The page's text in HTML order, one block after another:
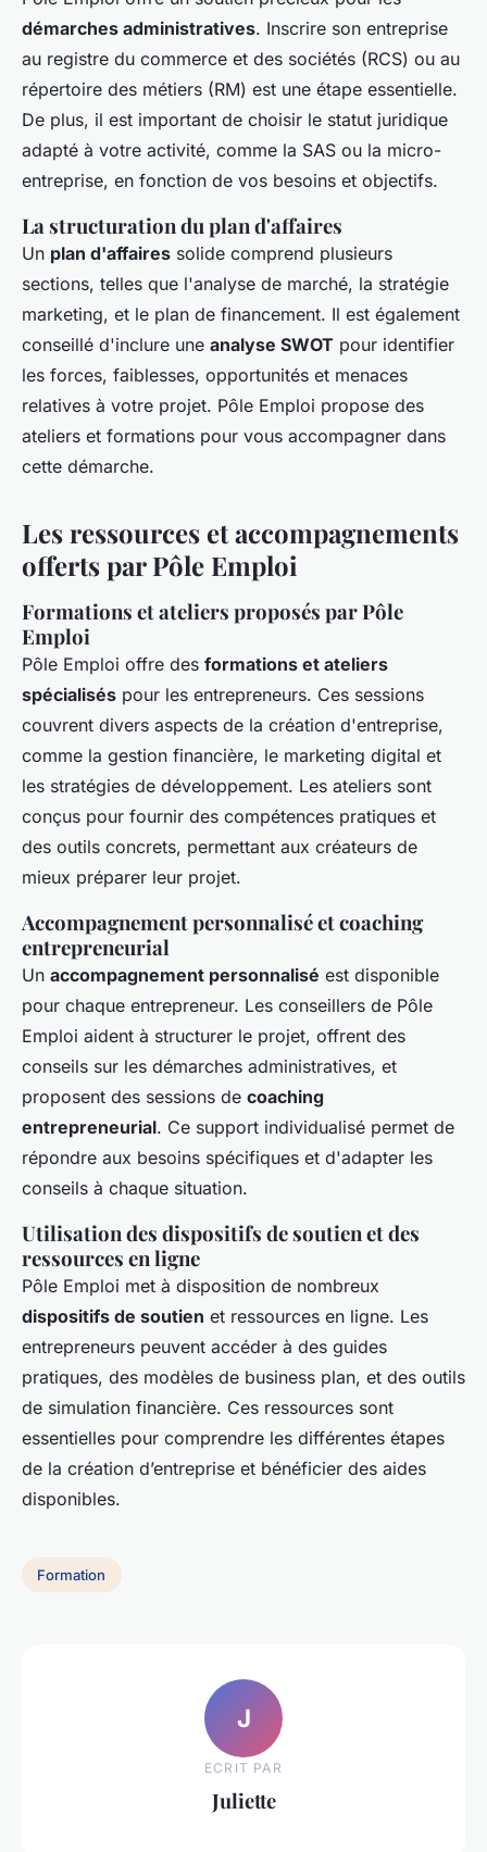
démarches administratives. Inscrire son entreprise
au registre du commerce et des sociétés (RCS) ou au
répertoire des métiers (RM) est une étape essentielle.
De plus, il est important de choisir le statut juridique
adapté à votre activité, comme la SAS ou la micro-
entreprise, en fonction de vos besoins et objectifs.
La structuration du plan d'affaires
Un plan d'affaires solide comprend plusieurs
sections, telles que l'analyse de marché, la stratégie
marketing, et le plan de financement. Il est également
conseillé d'inclure une analyse SWOT pour identifier
les forces, faiblesses, opportunités et menaces
relatives à votre projet. Pôle Emploi propose des
ateliers et formations pour vous accompagner dans
cette démarche.
Les ressources et accompagnements
offerts par Pôle Emploi
Formations et ateliers proposés par Pôle
Emploi
Pôle Emploi offre des formations et ateliers
spécialisés pour les entrepreneurs. Ces sessions
couvrent divers aspects de la création d'entreprise,
comme la gestion financière, le marketing digital et
les stratégies de développement. Les ateliers sont
conçus pour fournir des compétences pratiques et
des outils concrets, permettant aux créateurs de
mieux préparer leur projet.
Accompagnement personnalisé et coaching
entrepreneurial
Un accompagnement personnalisé est disponible
pour chaque entrepreneur. Les conseillers de Pôle
Emploi aident à structurer le projet, offrent des
conseils sur les démarches administratives, et
proposent des sessions de coaching
entrepreneurial. Ce support individualisé permet de
répondre aux besoins spécifiques et d'adapter les
conseils à chaque situation.
Utilisation des dispositifs de soutien et des
ressources en ligne
Pôle Emploi met à disposition de nombreux
dispositifs de soutien et ressources en ligne. Les
entrepreneurs peuvent accéder à des guides
pratiques, des modèles de business plan, et des outils
de simulation financière. Ces ressources sont
essentielles pour comprendre les différentes étapes
de la création d’entreprise et bénéficier des aides
disponibles.
Formation
J
ECRIT PAR
Juliette